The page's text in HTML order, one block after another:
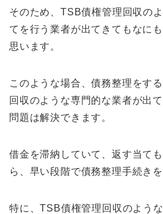
そのため、TSB債権管理回収の
てを行う業者が出てきてもなに
思います。
このような場合、債務整理をす
回収のような専門的な業者が出
問題は解決できます。
借金を滞納していて、返す当て
ら、早い段階で債務整理手続きを
特に、TSB債権管理回収のよう